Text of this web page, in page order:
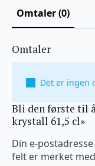
Omtaler (0)
Omtaler
Det er ingen
Bli den første til
krystall 61,5 cl»
Din e-
felt er merket med